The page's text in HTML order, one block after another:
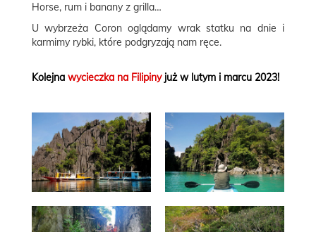
Horse, rum i banany z grilla…
U wybrzeża Coron oglądamy wrak statku na dnie i
karmimy rybki, które podgryzają nam ręce.
Kolejna wycieczka na Filipinyjuż w lutym i marcu 2023!